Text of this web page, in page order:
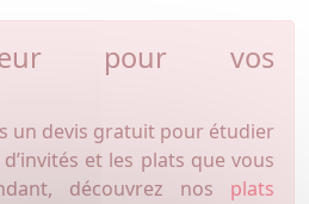
pour vos
un devis gratuit pour étudier
et les plats que vous
découvrez nos plats